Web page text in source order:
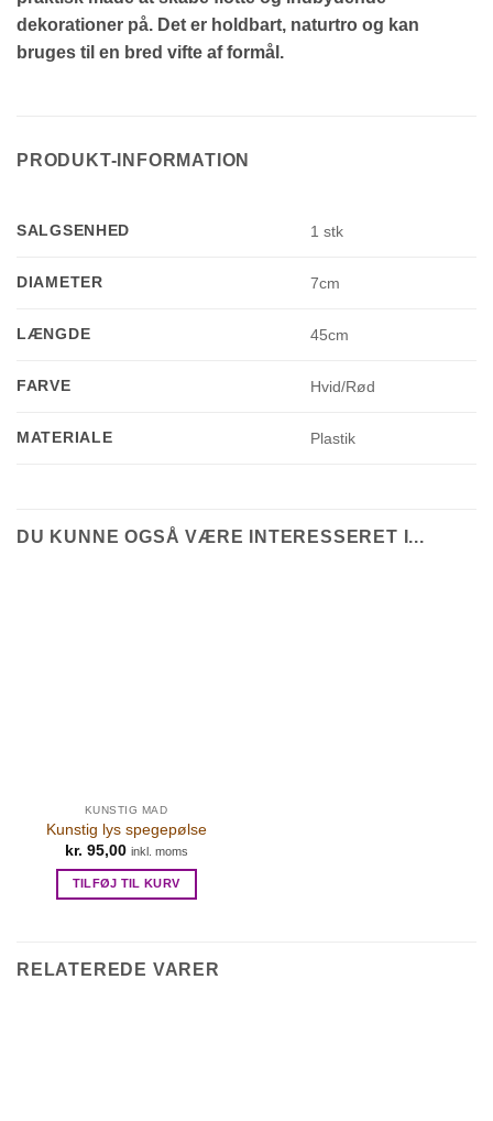
dekorationer på. Det er holdbart, naturtro og kan
bruges til en bred vifte af formål.
PRODUKT-INFORMATION
SALGSENHED 1 stk
DIAMETER 7cm
LÆNGDE 45cm
FARVE Hvid/Rød
MATERIALE Plastik
DU KUNNE OGSÅ VÆRE INTERESSERET I...
KUNSTIG MAD
Kunstig lys spegepølse
kr. 95,00 inkl. moms
TILFØJ TIL KURV
RELATEREDE VARER